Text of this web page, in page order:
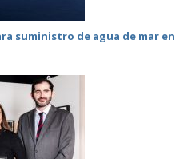
suministro de agua de mar en